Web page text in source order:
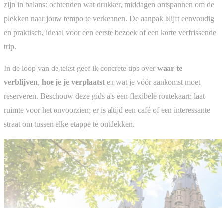
zijn in balans: ochtenden wat drukker, middagen ontspannen om de
plekken naar jouw tempo te verkennen. De aanpak blijft eenvoudig
en praktisch, ideaal voor een eerste bezoek of een korte verfrissende
trip.
In de loop van de tekst geef ik concrete tips over waar te
verblijven, hoe je je verplaatst en wat je vóór aankomst moet
reserveren. Beschouw deze gids als een flexibele routekaart: laat
ruimte voor het onvoorzien; er is altijd een café of een interessante
straat om tussen elke etappe te ontdekken.